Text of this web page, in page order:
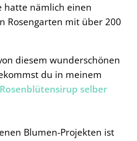
hatte nämlich einen
Rosengarten mit über 200
diesem wunderschönen
du in meinem
Rosenblütensirup selber
Blumen-Projekten ist